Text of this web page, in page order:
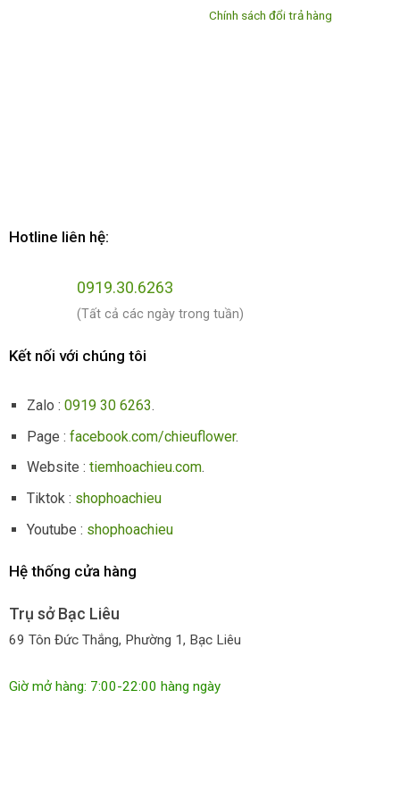
Chính sách đổi trả hàng
Hotline liên hệ:
0919.30.6263
(Tất cả các ngày trong tuần)
Kết nối với chúng tôi
Zalo :0919 30 6263.
Page :facebook.com/chieuflower.
Website :tiemhoachieu.com.
Tiktok : shophoachieu
Youtube : shophoachieu
Hệ thống cửa hàng
Trụ sở Bạc Liêu
69 Tôn Đức Thắng, Phường 1, Bạc Liêu
Giờ mở hàng: 7:00-22:00 hàng ngày